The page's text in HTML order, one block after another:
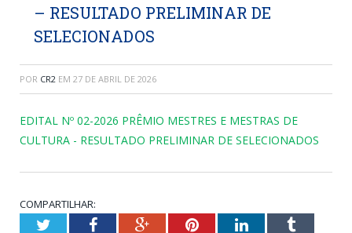
– RESULTADO PRELIMINAR DE
SELECIONADOS
POR CR2 EM 27 DE ABRIL DE 2026
EDITAL Nº 02-2026 PRÊMIO MESTRES E MESTRAS DE
CULTURA - RESULTADO PRELIMINAR DE SELECIONADOS
COMPARTILHAR:
TwitterFacebookGoogle+PinterestLinkedInTumblr